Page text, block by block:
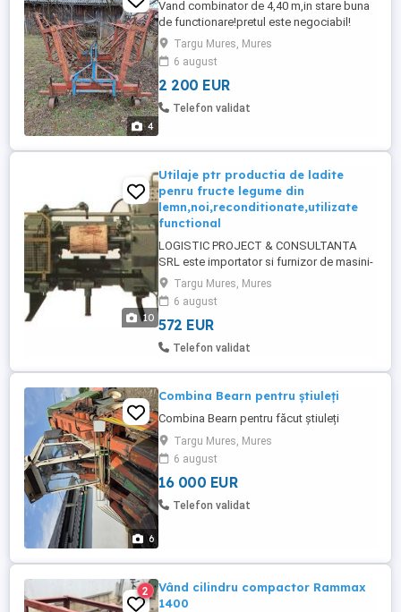
4
Vand combinator de 4,40 m,in stare buna
de functionare!pretul este negociabil!
Targu Mures, Mures
6 august
2 200 EUR
Telefon validat
10
Utilaje ptr productia de ladite
penru fructe legume din
lemn,noi,reconditionate,utilizate
functional
LOGISTIC PROJECT & CONSULTANTA
SRL este importator si furnizor de masini-
unelte, utilaje, scule, accesorii si
consumabile pentru marci de renume din
Italia: CORALI S.p.A., OLIMPIA
CHIODATRICI SRL, SODEME, TEMPSA,
TECO, FBPAK, COFIM srl: Furnizor
masini pentru ...
Targu Mures, Mures
6 august
572 EUR
Telefon validat
6
Combina Bearn pentru știuleți
Combina Bearn pentru făcut știuleți
Targu Mures, Mures
6 august
16 000 EUR
Telefon validat
2
Vând cilindru compactor Rammax
1400